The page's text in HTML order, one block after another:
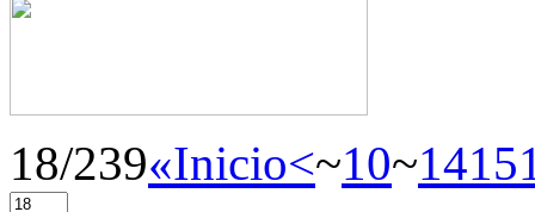
18/239«Inicio<~10~1415